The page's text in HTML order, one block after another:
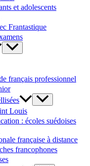
et adolescents
Frantastique
français professionnel
Louis
: écoles suédoises
française à distance
francophones